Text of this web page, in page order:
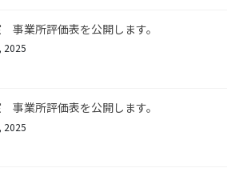
事業所評価表を公開します。
2025
事業所評価表を公開します。
2025